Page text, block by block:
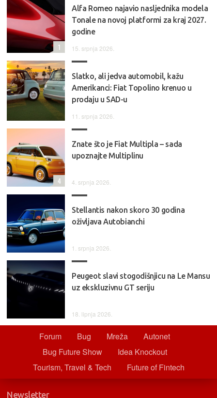
Alfa Romeo najavio nasljednika modela
Tonale na novoj platformi za kraj 2027.
godine
15. srpnja 2026.
1
Slatko, ali jedva automobil, kažu
Amerikanci: Fiat Topolino krenuo u
prodaju u SAD-u
11. srpnja 2026.
Znate što je Fiat Multipla – sada
upoznajte Multiplinu
4. srpnja 2026.
4
Stellantis nakon skoro 30 godina
oživljava Autobianchi
1. srpnja 2026.
Peugeot slavi stogodišnjicu na Le Mansu
uz ekskluzivnu GT seriju
18. lipnja 2026.
Forum Bug Mreža
Autonet
Bug Future Show
Idea Knockout
Tourism, Travel & Tech
Future of Fintech
Newsletter